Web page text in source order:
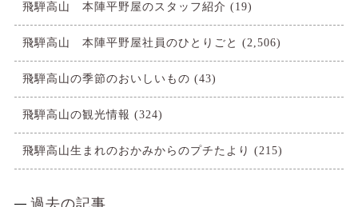
飛騨高山 本陣平野屋のスタッフ紹介 (19)
飛騨高山 本陣平野屋社員のひとりごと (2,506)
飛騨高山の季節のおいしいもの (43)
飛騨高山の観光情報 (324)
飛騨高山生まれのおかみからのプチたより (215)